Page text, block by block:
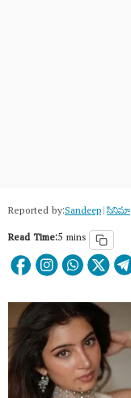
Reported by:Sandeep|సినిమా
Read Time:5 mins